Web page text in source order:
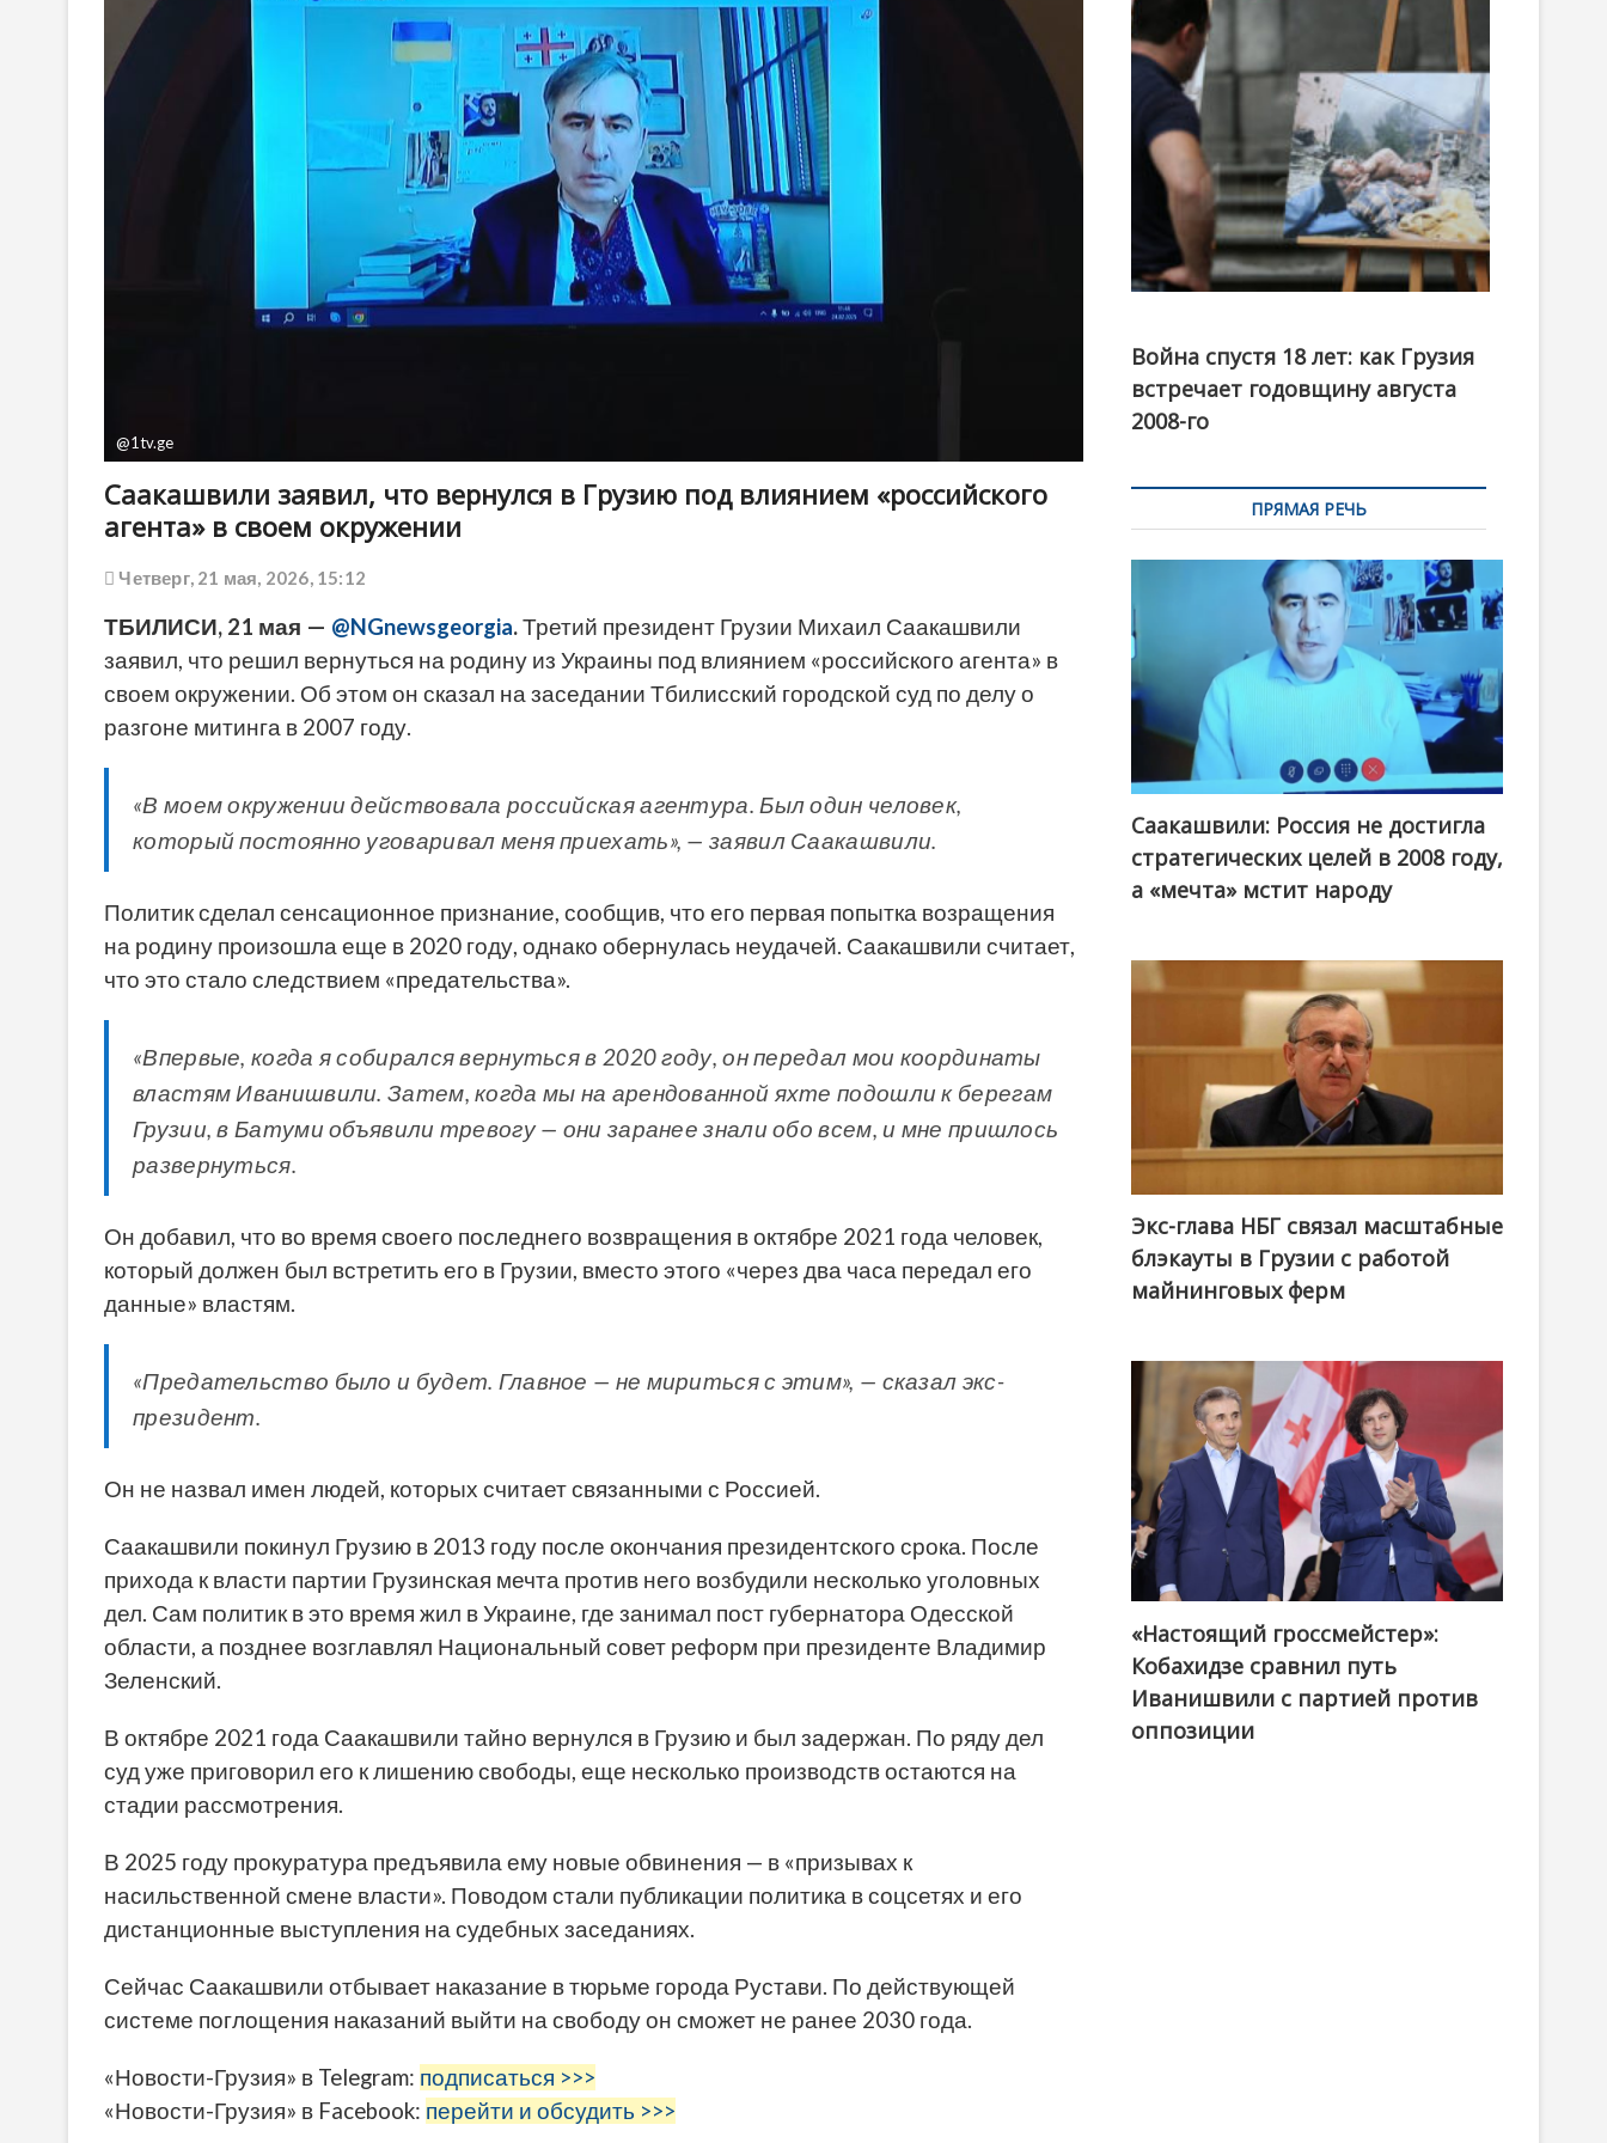
o
n
@1tv.ge
Саакашвили заявил, что вернулся в Грузию под влиянием «российского
агента» в своем окружении
Четверг, 21 мая, 2026, 15:12
ТБИЛИСИ, 21 мая — @NGnewsgeorgia.Третий президент Грузии Михаил Саакашвили
заявил, что решил вернуться на родину из Украины под влиянием «российского агента» в
своем окружении. Об этом он сказал на заседании Тбилисский городской суд по делу о
разгоне митинга в 2007 году.
«В моем окружении действовала российская агентура. Был один человек,
который постоянно уговаривал меня приехать», — заявил Саакашвили.
Политик сделал сенсационное признание, сообщив, что его первая попытка возращения
на родину произошла еще в 2020 году, однако обернулась неудачей. Саакашвили считает,
что это стало следствием «предательства».
«Впервые, когда я собирался вернуться в 2020 году, он передал мои координаты
властям Иванишвили. Затем, когда мы на арендованной яхте подошли к берегам
Грузии, в Батуми объявили тревогу — они заранее знали обо всем, и мне пришлось
развернуться.
Он добавил, что во время своего последнего возвращения в октябре 2021 года человек,
который должен был встретить его в Грузии, вместо этого «через два часа передал его
данные» властям.
«Предательство было и будет. Главное — не мириться с этим», — сказал экс-
президент.
Он не назвал имен людей, которых считает связанными с Россией.
Саакашвили покинул Грузию в 2013 году после окончания президентского срока. После
прихода к власти партии Грузинская мечта против него возбудили несколько уголовных
дел. Сам политик в это время жил в Украине, где занимал пост губернатора Одесской
области, а позднее возглавлял Национальный совет реформ при президенте Владимир
Зеленский.
В октябре 2021 года Саакашвили тайно вернулся в Грузию и был задержан. По ряду дел
суд уже приговорил его к лишению свободы, еще несколько производств остаются на
стадии рассмотрения.
В 2025 году прокуратура предъявила ему новые обвинения — в «призывах к
насильственной смене власти». Поводом стали публикации политика в соцсетях и его
дистанционные выступления на судебных заседаниях.
Сейчас Саакашвили отбывает наказание в тюрьме города Рустави. По действующей
системе поглощения наказаний выйти на свободу он сможет не ранее 2030 года.
«Новости-Грузия» в Telegram: подписаться >>>
«Новости-Грузия» в Facebook: перейти и обсудить >>>
канал
Война спустя 18 лет: как Грузия
встречает годовщину августа
2008-го
ПРЯМАЯ РЕЧЬ
Саакашвили: Россия не достигла
стратегических целей в 2008 году,
а «мечта» мстит народу
Экс-глава НБГ связал масштабные
блэкауты в Грузии с работой
майнинговых ферм
@ქართული ოცნება / Georgian Dream
«Настоящий гроссмейстер»:
Кобахидзе сравнил путь
Иванишвили с партией против
оппозиции